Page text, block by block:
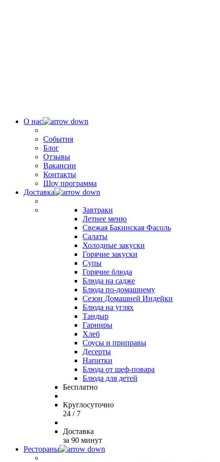
О нас
События
Блог
Отзывы
Вакансии
Контакты
Шоу программа
Доставка
Завтраки
Летнее меню
Свежая Бакинская Фасоль
Салаты
Холодные закуски
Горячие закуски
Супы
Горячие блюда
Блюда на садже
Блюда по-домашнему
Сезон Домашней Индейки
Блюда на углях
Тандыр
Гарниры
Хлеб
Соусы и приправы
Десерты
Напитки
Блюда от шеф-повара
Блюда для детей
Бесплатно
Круглосуточно
24 / 7
Доставка
за 90 минут
Рестораны